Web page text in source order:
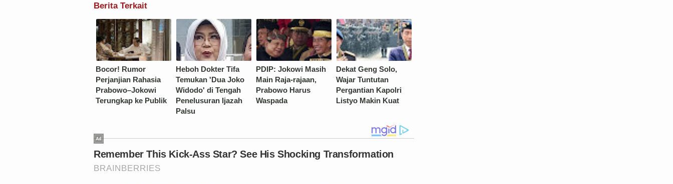
Berita Terkait
Bocor! Rumor
Perjanjian Rahasia
Prabowo–Jokowi
Terungkap ke Publik
Heboh Dokter Tifa
Temukan 'Dua Joko
Widodo' di Tengah
Penelusuran Ijazah
Palsu
PDIP: Jokowi Masih
Main Raja-rajaan,
Prabowo Harus
Waspada
Dekat Geng Solo,
Wajar Tuntutan
Pergantian Kapolri
Listyo Makin Kuat